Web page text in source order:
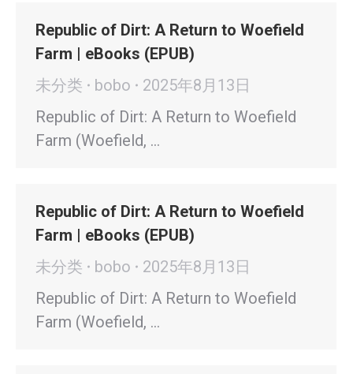
Republic of Dirt: A Return to Woefield
Farm | eBooks (EPUB)
未分类
bobo
2025年8月13日
Republic of Dirt: A Return to Woefield
Farm (Woefield, …
Republic of Dirt: A Return to Woefield
Farm | eBooks (EPUB)
未分类
bobo
2025年8月13日
Republic of Dirt: A Return to Woefield
Farm (Woefield, …